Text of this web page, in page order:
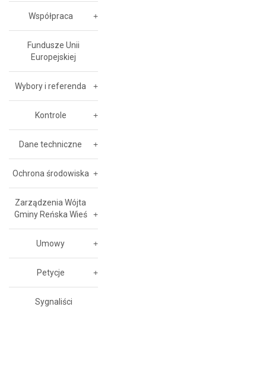
Współpraca
Fundusze Unii
Europejskiej
Wybory i referenda
Kontrole
Dane techniczne
Ochrona środowiska
Zarządzenia Wójta
Gminy Reńska Wieś
Umowy
Petycje
Sygnaliści